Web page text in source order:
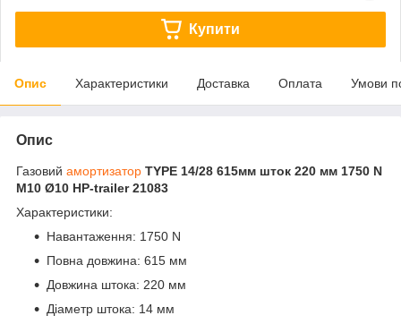
Купити
Опис Характеристики Доставка Оплата Умови
Опис
Газовий амортизатор TYPE 14/28 615мм шток 220 мм 1750 N
М10 Ø10 HP-trailer 21083
Характеристики:
Навантаження: 1750 N
Повна довжина: 615 мм
Довжина штока: 220 мм
Діаметр штока: 14 мм